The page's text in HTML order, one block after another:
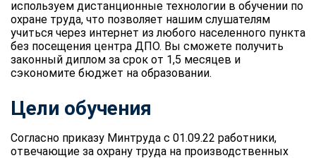
используем дистанционные технологии в обучении по
охране труда, что позволяет нашим слушателям
учиться через интернет из любого населенного пункта
без посещения центра ДПО. Вы сможете получить
законный диплом за срок от 1,5 месяцев и
сэкономите бюджет на образовании.
Цели обучения
Согласно приказу Минтруда с 01.09.22 работники,
отвечающие за охрану труда на производственных